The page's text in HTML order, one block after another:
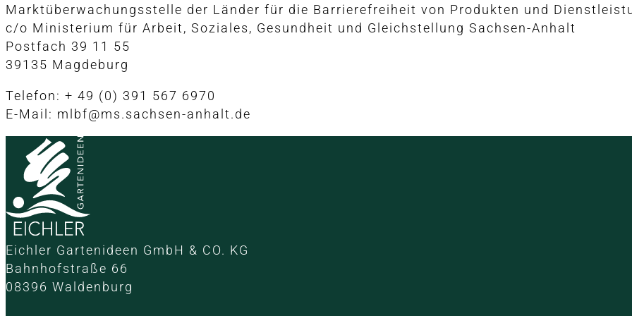
Marktüberwachungsstelle der Länder für die Barrierefreiheit von Produkten und
c/o Ministerium für Arbeit, Soziales, Gesundheit und Gleichstellung Sachsen-Anhalt
Postfach 39 11 55
39135 Magdeburg
Telefon: + 49 (0) 391 567 6970
E-Mail: mlbf@ms.sachsen-anhalt.de
Eichler Gartenideen GmbH & CO. KG
Bahnhofstraße 66
08396 Waldenburg